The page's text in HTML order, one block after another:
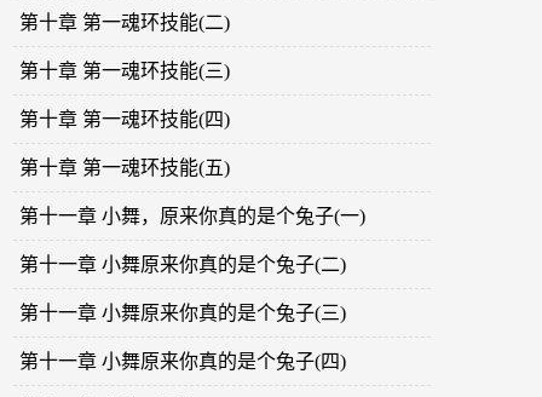
第十章 第一魂环技能(二)
第十章 第一魂环技能(三)
第十章 第一魂环技能(四)
第十章 第一魂环技能(五)
第十一章 小舞，原来你真的是个兔子(一)
第十一章 小舞原来你真的是个兔子(二)
第十一章 小舞原来你真的是个兔子(三)
第十一章 小舞原来你真的是个兔子(四)